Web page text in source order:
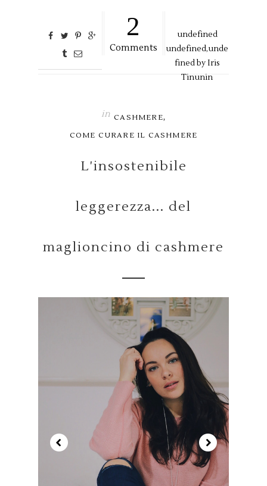
2
Comments
undefined
undefined,unde
fined byIris
Tinunin
in CASHMERE,
COME CURARE IL CASHMERE
L'insostenibile
leggerezza... del
maglioncino di cashmere